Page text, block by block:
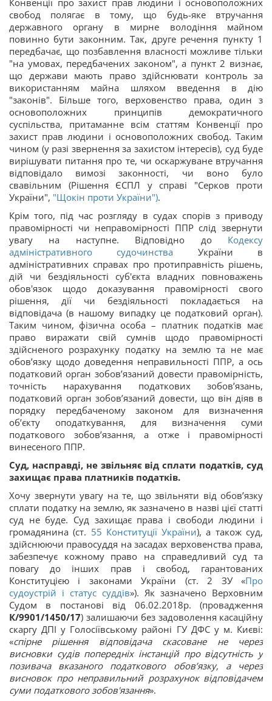
свобод полягає в тому, що будь-яке втручання
державного органу в мирне володіння майном
повинно бути законним. Так, друге речення пункту 1
передбачає, що позбавлення власності можливе тільки
"на умовах, передбачених законом", а пункт 2 визнає,
що держави мають право здійснювати контроль за
використанням майна шляхом введення в дію
"законів". Більше того, верховенство права, один з
основоположних принципів демократичного
суспільства, притаманне всім статтям Конвенції про
захист прав людини і основоположних свобод. Таким
чином (у разі звернення за захистом інтересів), суд буде
вирішувати питання про те, чи оскаржуване втручання
відповідало вимозі законності, чи воно було
свавільним (Рішення ЄСПЛ у справі "Серков проти
України", "Щокін проти України").
Крім того, під час розгляду в судах спорів з приводу
правомірності чи неправомірності ППР слід звернути
увагу на наступне. Відповідно до Кодексу
адміністративного судочинства України в
адміністративних справах про протиправність рішень,
дій чи бездіяльності суб'єкта владних повноважень
обов'язок щодо доказування правомірності свого
рішення, дії чи бездіяльності покладається на
відповідача (в нашому випадку це податковий орган).
Таким чином, фізична особа – платник податків має
право виражати свій сумнів щодо правомірності
здійсненого розрахунку податку на землю та не має
обов’язку щодо доведення неправильності ППР, а ось
податковий орган зобов’язаний довести правомірність,
точність нарахування податкових зобов’язань,
податковий орган зобов’язаний довести, що він діяв в
порядку передбаченому законом для визначення
об’єкту оподаткування, для визначення суми
податкового зобов’язання, а отже і правомірності
винесеного ППР.
Суд, насправді, не звільняє від сплати податків, суд
захищає права платників податків.
Хочу звернути увагу на те, що звільняти від обов’язку
сплати податку на землю, як зазначено в назві цієї статті
суд не буде. Суд захищає права і свободи людини і
громадянина (ст. 55 Конституції України), а також суд,
здійснюючи правосуддя на засадах верховенства права,
забезпечує кожному право на справедливий суд та
повагу до інших прав і свобод, гарантованих
Конституцією і законами України (ст. 2 ЗУ «Про
судоустрій і статус суддів»). Як зазначено Верховним
Судом в постанові від 06.02.2018р. (провадження
К/9901/1450/17) залишаючи без задоволення касаційну
скаргу ДПІ у Голосіївському районі ГУ ДФС у м. Києві:
«спірне рішення відповідача скасоване не через
висновки судів попередніх інстанцій про відсутність у
позивача вказаного податкового обов’язку, а через
висновок про неправильний розрахунок відповідачем
суми податкового зобов'язання».